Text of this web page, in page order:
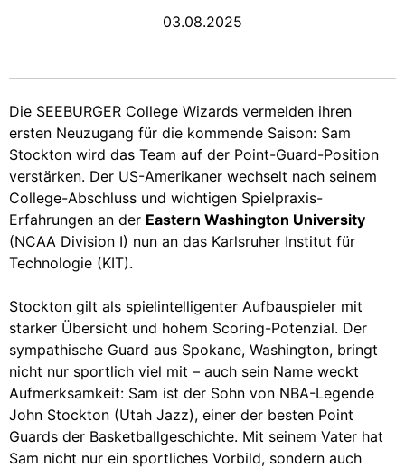
03.08.2025
Die SEEBURGER College Wizards vermelden ihren
ersten Neuzugang für die kommende Saison: Sam
Stockton wird das Team auf der Point-Guard-Position
verstärken. Der US-Amerikaner wechselt nach seinem
College-Abschluss und wichtigen Spielpraxis-
Erfahrungen an der Eastern Washington University
(NCAA Division I) nun an das Karlsruher Institut für
Technologie (KIT).
Stockton gilt als spielintelligenter Aufbauspieler mit
starker Übersicht und hohem Scoring-Potenzial. Der
sympathische Guard aus Spokane, Washington, bringt
nicht nur sportlich viel mit – auch sein Name weckt
Aufmerksamkeit: Sam ist der Sohn von NBA-Legende
John Stockton (Utah Jazz), einer der besten Point
Guards der Basketballgeschichte. Mit seinem Vater hat
Sam nicht nur ein sportliches Vorbild, sondern auch